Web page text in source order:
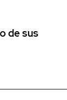
de sus